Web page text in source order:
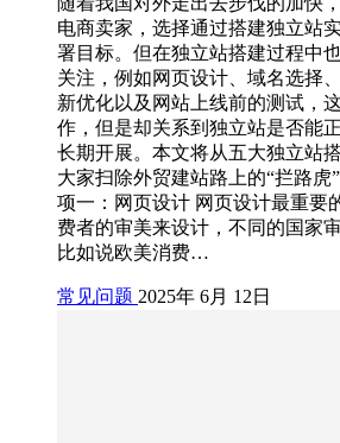
电商卖家，选择通过搭建独立站
署目标。但在独立站搭建过程中
关注，例如网页设计、域名选择
新优化以及网站上线前的测试，
作，但是却关系到独立站是否能
长期开展。本文将从五大独立站
大家扫除外贸建站路上的“拦路虎
项一：网页设计 网页设计最重要
费者的审美来设计，不同的国家
比如说欧美消费…
常见问题 2025年 6月 12日